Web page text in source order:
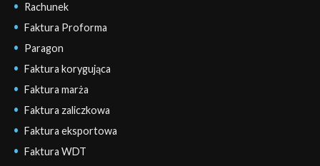
Rachunek
Faktura Proforma
Paragon
Faktura korygująca
Faktura marża
Faktura zaliczkowa
Faktura eksportowa
Faktura WDT